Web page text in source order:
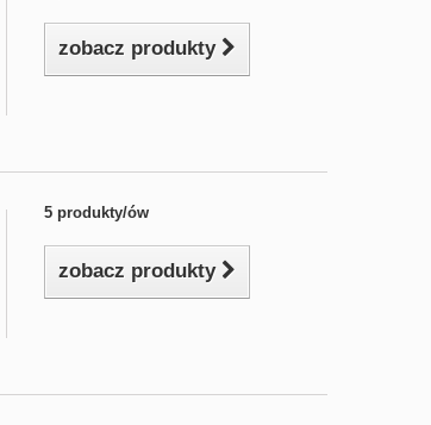
zobacz produkty
5 produkty/ów
zobacz produkty